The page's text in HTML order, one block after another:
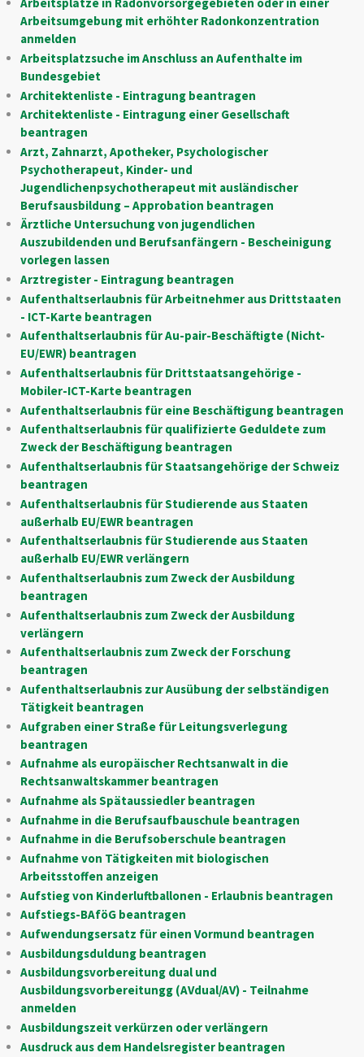
Arbeitsumgebung mit erhöhter Radonkonzentration
anmelden
Arbeitsplatzsuche im Anschluss an Aufenthalte im
Bundesgebiet
Architektenliste - Eintragung beantragen
Architektenliste - Eintragung einer Gesellschaft
beantragen
Arzt, Zahnarzt, Apotheker, Psychologischer
Psychotherapeut, Kinder- und
Jugendlichenpsychotherapeut mit ausländischer
Berufsausbildung – Approbation beantragen
Ärztliche Untersuchung von jugendlichen
Auszubildenden und Berufsanfängern - Bescheinigung
vorlegen lassen
Arztregister - Eintragung beantragen
Aufenthaltserlaubnis für Arbeitnehmer aus Drittstaaten
- ICT-Karte beantragen
Aufenthaltserlaubnis für Au-pair-Beschäftigte (Nicht-
EU/EWR) beantragen
Aufenthaltserlaubnis für Drittstaatsangehörige -
Mobiler-ICT-Karte beantragen
Aufenthaltserlaubnis für eine Beschäftigung beantragen
Aufenthaltserlaubnis für qualifizierte Geduldete zum
Zweck der Beschäftigung beantragen
Aufenthaltserlaubnis für Staatsangehörige der Schweiz
beantragen
Aufenthaltserlaubnis für Studierende aus Staaten
außerhalb EU/EWR beantragen
Aufenthaltserlaubnis für Studierende aus Staaten
außerhalb EU/EWR verlängern
Aufenthaltserlaubnis zum Zweck der Ausbildung
beantragen
Aufenthaltserlaubnis zum Zweck der Ausbildung
verlängern
Aufenthaltserlaubnis zum Zweck der Forschung
beantragen
Aufenthaltserlaubnis zur Ausübung der selbständigen
Tätigkeit beantragen
Aufgraben einer Straße für Leitungsverlegung
beantragen
Aufnahme als europäischer Rechtsanwalt in die
Rechtsanwaltskammer beantragen
Aufnahme als Spätaussiedler beantragen
Aufnahme in die Berufsaufbauschule beantragen
Aufnahme in die Berufsoberschule beantragen
Aufnahme von Tätigkeiten mit biologischen
Arbeitsstoffen anzeigen
Aufstieg von Kinderluftballonen - Erlaubnis beantragen
Aufstiegs-BAföG beantragen
Aufwendungsersatz für einen Vormund beantragen
Ausbildungsduldung beantragen
Ausbildungsvorbereitung dual und
Ausbildungsvorbereitungg (AVdual/AV) - Teilnahme
anmelden
Ausbildungszeit verkürzen oder verlängern
Ausdruck aus dem Handelsregister beantragen